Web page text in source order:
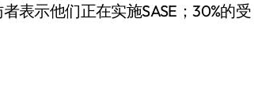
表示他们正在实施SASE；30%的受